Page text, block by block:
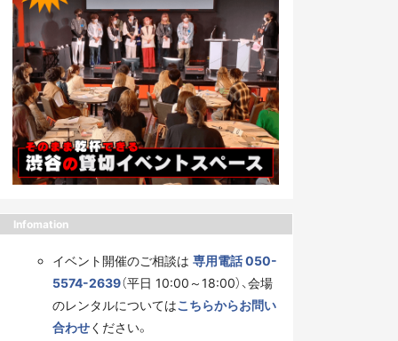
Infomation
イベント開催のご相談は 専用電話 050-
5574-2639（平日 10:00～18:00）、会場
のレンタルについてはこちらからお問い
合わせください。